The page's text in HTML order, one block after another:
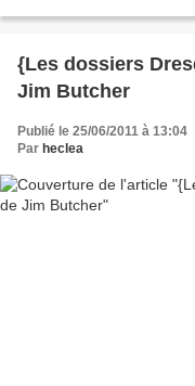
{Les dossiers
Jim Butcher
Publié le 25/06/2011 à 13:04
Par heclea